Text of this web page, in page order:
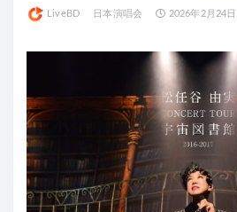
LiveBD 日本演唱会 2026年2月24日